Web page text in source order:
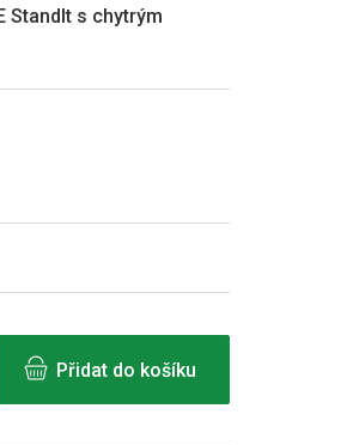
StandIt s chytrým
Přidat do košíku